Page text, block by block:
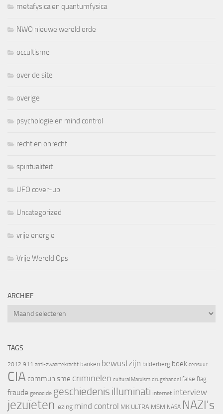
metafysica en quantumfysica
NWO nieuwe wereld orde
occultisme
over de site
overige
psychologie en mind control
recht en onrecht
spiritualiteit
UFO cover-up
Uncategorized
vrije energie
Vrije Wereld Ops
ARCHIEF
Archief
TAGS
2012 911 anti-zwaartekracht banken bewustzijn bilderberg boek censuur
CIA communisme criminelen cultural Marxism drugshandel false flag
fraude genocide geschiedenis illuminati internet interview
jezuïeten lezing mind control MK ULTRA MSM NASA NAZI's